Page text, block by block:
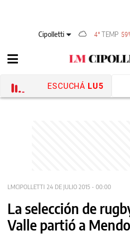
Cipolletti 4°TEMP
ESCUCHÁ LU5
LMCIPOLLETTI 24 DE JULIO 2015 - 00:00
La selección de
Valle partió a